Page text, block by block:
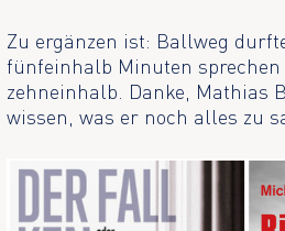
Zu ergänzen ist: Ballweg
fünfeinhalb Minuten
zehneinhalb. Danke, Mathias
wissen, was er noch alles zu